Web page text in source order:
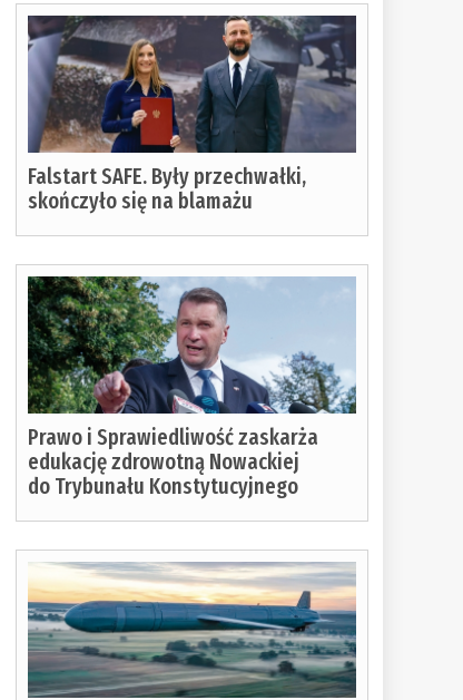
Falstart SAFE. Były przechwałki,
skończyło się na blamażu
Prawo i Sprawiedliwość zaskarża
edukację zdrowotną Nowackiej
do Trybunału Konstytucyjnego